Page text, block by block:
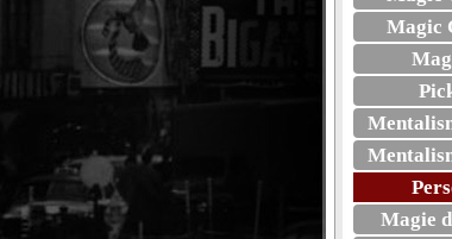
Magic
Magie